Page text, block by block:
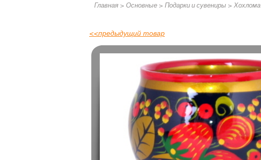
Главная > Основные > Подарки и сувениры > Хохлома
<<предыдущий товар